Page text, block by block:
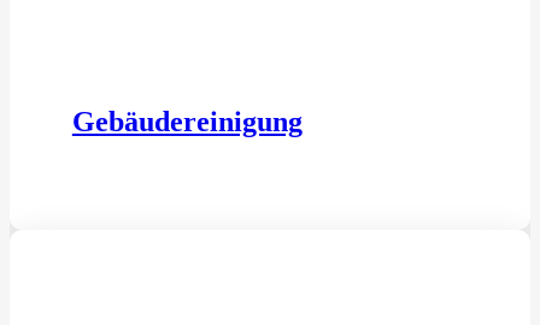
Gebäudereinigung